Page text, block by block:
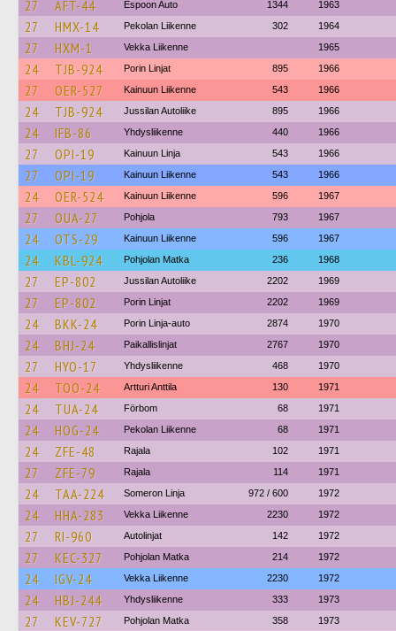
27 AFT-44 Espoon Auto 1344 1963
27 HMX-14 Pekolan Liikenne 302 1964
27 HXM-1 Vekka Liikenne 1965
24 TJB-924 Porin Linjat 895 1966
27 OER-527 Kainuun Liikenne 543 1966
24 TJB-924 Jussilan Autoliike 895 1966
24 IFB-86 Yhdysliikenne 440 1966
27 OPI-19 Kainuun Linja 543 1966
27 OPI-19 Kainuun Liikenne 543 1966
24 OER-524 Kainuun Liikenne 596 1967
27 OUA-27 Pohjola 793 1967
24 OTS-29 Kainuun Liikenne 596 1967
24 KBL-924 Pohjolan Matka 236 1968
27 EP-802 Jussilan Autoliike 2202 1969
27 EP-802 Porin Linjat 2202 1969
24 BKK-24 Porin Linja-auto 2874 1970
24 BHJ-24 Paikallislinjat 2767 1970
27 HYO-17 Yhdysliikenne 468 1970
24 TOO-24 Artturi Anttila 130 1971
24 TUA-24 Förbom 68 1971
24 HOG-24 Pekolan Liikenne 68 1971
24 ZFE-48 Rajala 102 1971
27 ZFE-79 Rajala 114 1971
24 TAA-224 Someron Linja 972 / 600 1972
24 HHA-283 Vekka Liikenne 2230 1972
27 RI-960 Autolinjat 142 1972
27 KEC-327 Pohjolan Matka 214 1972
24 IGV-24 Vekka Liikenne 2230 1972
24 HBJ-244 Yhdysliikenne 333 1973
27 KEV-727 Pohjolan Matka 358 1973